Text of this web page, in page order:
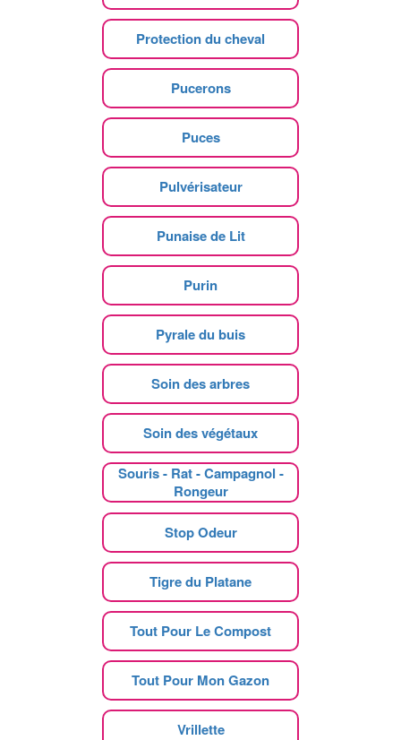
Protection du cheval
Pucerons
Puces
Pulvérisateur
Punaise de Lit
Purin
Pyrale du buis
Soin des arbres
Soin des végétaux
Souris - Rat - Campagnol -
Rongeur
Stop Odeur
Tigre du Platane
Tout Pour Le Compost
Tout Pour Mon Gazon
Vrillette